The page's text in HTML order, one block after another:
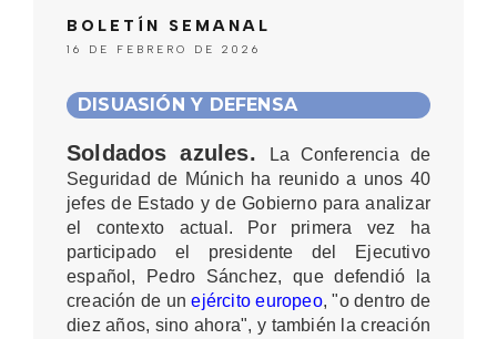
BOLETÍN SEMANAL
16 DE FEBRERO DE 2026
DISUASIÓN Y DEFENSA
Soldados azules.
La Conferencia de
Seguridad de Múnich ha reunido a unos 40
jefes de Estado y de Gobierno para analizar
el contexto actual. Por primera vez ha
participado el presidente del Ejecutivo
español, Pedro Sánchez, que defendió la
creación de unejército europeo, "o dentro de
diez años, sino ahora", y también la creación